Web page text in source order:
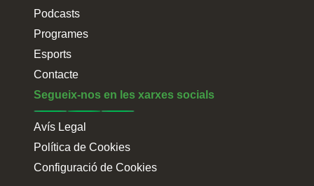
Podcasts
Programes
Esports
Contacte
Segueix-nos en les xarxes socials
Avís Legal
Política de Cookies
Configuració de Cookies